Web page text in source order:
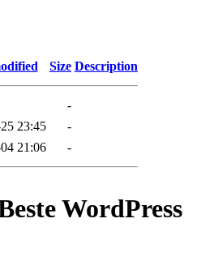
Size Description
-
23:45
-
21:06 -
WordPress